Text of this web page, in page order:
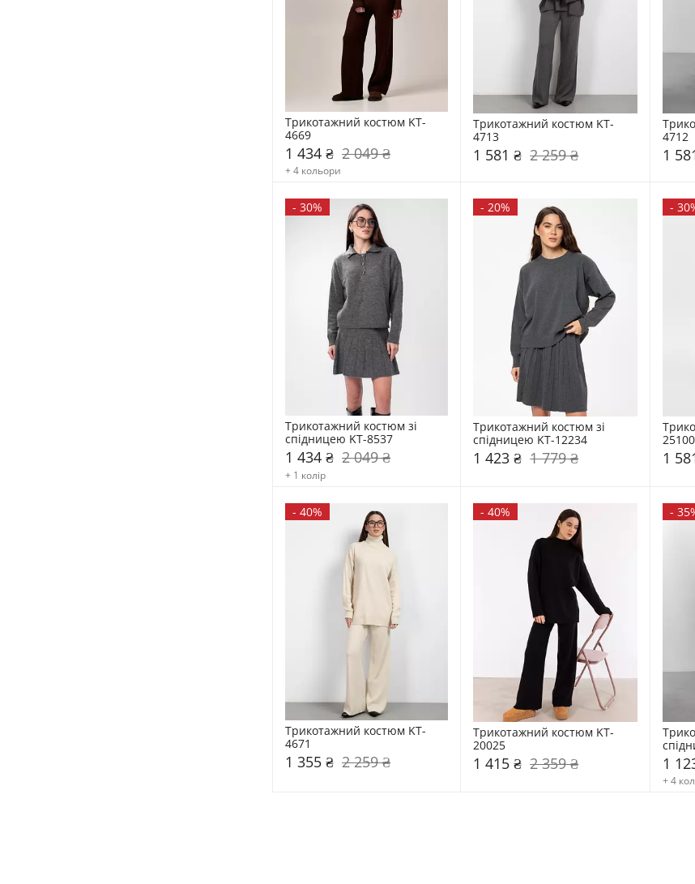
Трикотажний костюм KT-
4669
1 434 ₴ 2 049 ₴
+ 4 кольори
Трикотажний костюм KT-
4713
1 581 ₴ 2 259 ₴
4712
1
- 30%
Трикотажний костюм зі
спідницею KT-8537
1 434 ₴ 2 049 ₴
+ 1 колір
-20%
Трикотажний костюм зі
спідницею KT-12234
1 423 ₴ 1 779 ₴
-
1
- 40%
Трикотажний костюм KT-
4671
1 355 ₴ 2 259 ₴
-40%
Трикотажний костюм KT-
20025
1 415 ₴ 2 359 ₴
-
1
+ 4